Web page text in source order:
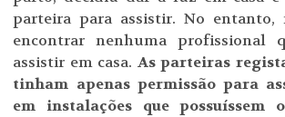
parteira para assistir. No entanto,
encontrar nenhuma profissional
assistir em casa. As parteiras
tinham apenas permissão para
em instalações que possuíssem